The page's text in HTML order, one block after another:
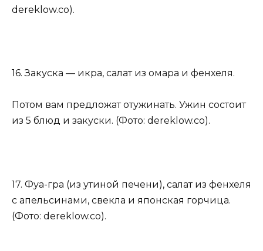
dereklow.co).
16. Закуска — икра, салат из омара и фенхеля.
Потом вам предложат отужинать. Ужин состоит
из 5 блюд и закуски. (Фото: dereklow.co).
17. Фуа-гра (из утиной печени), салат из фенхеля
с апельсинами, свекла и японская горчица.
(Фото: dereklow.co).